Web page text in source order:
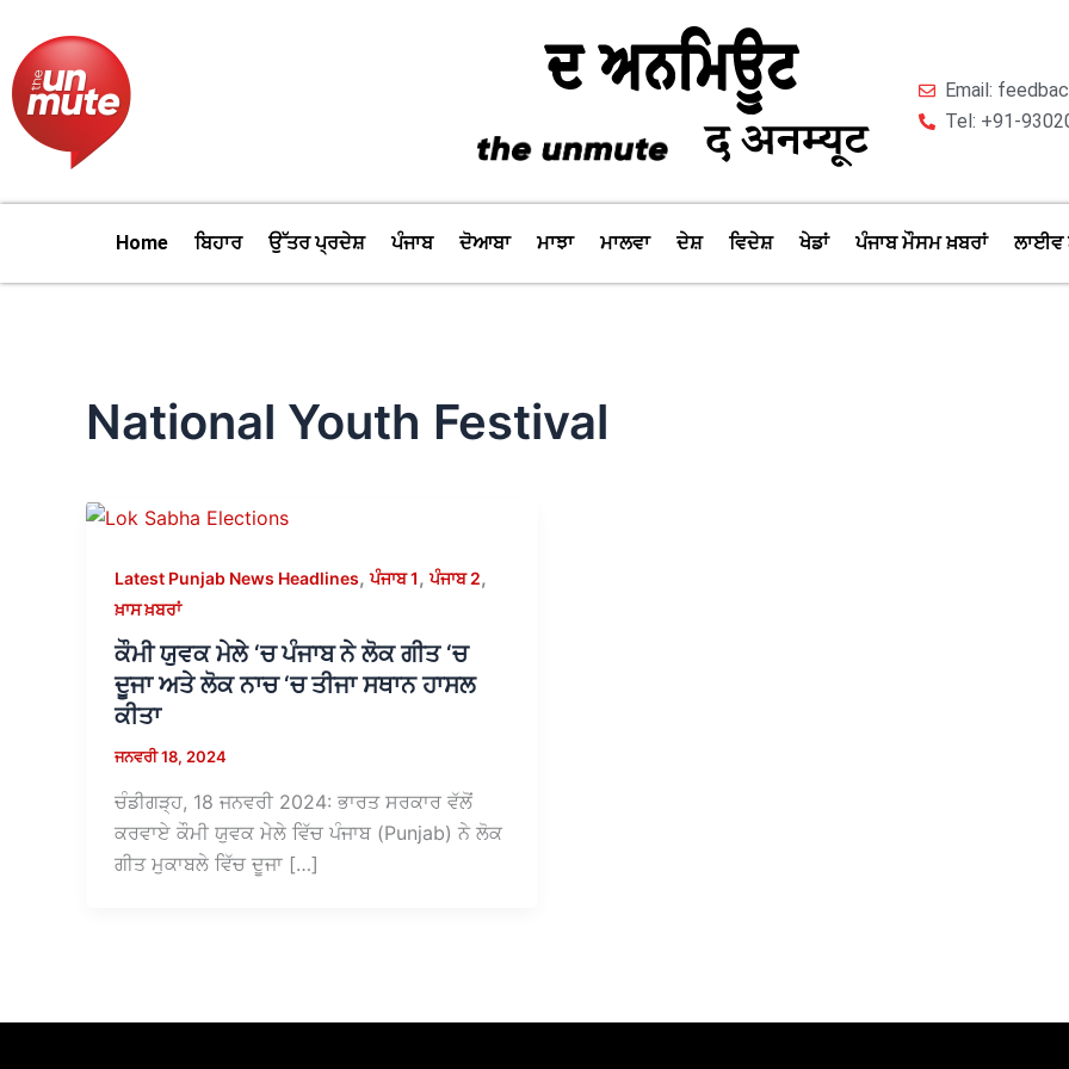
content
Email:
Tel: +91-
Home ਬਿਹਾਰ ਉੱਤਰ ਪ੍ਰਦੇਸ਼ ਪੰਜਾਬ ਦੋਆਬਾ ਮਾਝਾ ਮਾਲਵਾ ਦੇਸ਼ ਵਿਦੇਸ਼ ਖੇਡਾਂ ਪੰਜਾਬ ਮੌਸਮ ਖ਼ਬਰਾਂ ਲਾਈਵ
National Youth Festival
Latest Punjab News Headlines,ਪੰਜਾਬ 1,ਪੰਜਾਬ 2,
ਖ਼ਾਸ ਖ਼ਬਰਾਂ
ਕੌਮੀ ਯੁਵਕ ਮੇਲੇ ‘ਚ ਪੰਜਾਬ ਨੇ ਲੋਕ ਗੀਤ ‘ਚ
ਦੂਜਾ ਅਤੇ ਲੋਕ ਨਾਚ ‘ਚ ਤੀਜਾ ਸਥਾਨ ਹਾਸਲ
ਕੀਤਾ
ਜਨਵਰੀ 18, 2024
ਚੰਡੀਗੜ੍ਹ, 18 ਜਨਵਰੀ 2024: ਭਾਰਤ ਸਰਕਾਰ ਵੱਲੋਂ
ਕਰਵਾਏ ਕੌਮੀ ਯੁਵਕ ਮੇਲੇ ਵਿੱਚ ਪੰਜਾਬ (Punjab) ਨੇ ਲੋਕ
ਗੀਤ ਮੁਕਾਬਲੇ ਵਿੱਚ ਦੂਜਾ […]